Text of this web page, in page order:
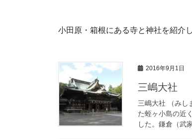
小田原・箱根にある寺と神社を紹介し
2016年9月1日
三嶋大社
三嶋大社 （みし
た蛭ヶ小島の近
した。鎌倉（武